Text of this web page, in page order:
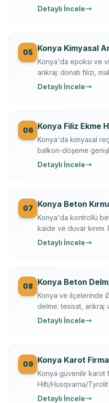
kısmi yıkım. İş
Detaylı İncele
05 Konya Kimyasal
Konya'da epoksi ve
ankraj: donatı filizi,
sabitleme. Ücretsiz
Detaylı İncele
06 Konya Filiz Ekme
Konya'da kimyasal
balkon-döşeme
Ferroscan kontrollü,
Detaylı İncele
07 Konya Beton
Konya'da kontrollü
kaide ve duvar
bastırma, moloz dahil,
Detaylı İncele
08 Konya Beton
Konya ve ilçelerinde
delme: tesisat, ankraj
karot + darbeli teknik,
Detaylı İncele
09 Konya Karot
Konya güvenilir karot
Hilti/Husqvarna/Tyrolit
yazılı garanti, 7/24
Detaylı İncele